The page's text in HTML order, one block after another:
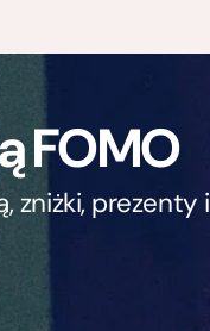
FOMO
zniżki, prezenty i